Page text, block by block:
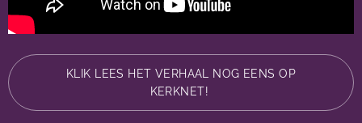
KLIK LEES HET VERHAAL NOG EENS OP
KERKNET!